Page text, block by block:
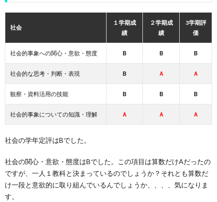
社会
１学期成
績
２学期成
績
3学期評
価
社会的事象への関心・意欲・態度 Ｂ Ｂ Ｂ
社会的な思考・判断・表現 Ｂ Ａ Ａ
観察・資料活用の技能 Ｂ Ｂ Ｂ
社会的事象についての知識・理解 Ａ Ａ Ａ
社会の学年定評はBでした。
社会の関心・意欲・態度はBでした。この項目は算数だけAだったの
ですが、一人１教科と決まっているのでしょうか？それとも算数だ
け一段と意欲的に取り組んでいるんでしょうか、、、、気になりま
す。